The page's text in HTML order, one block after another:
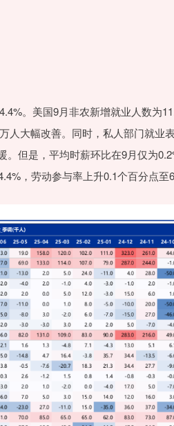
。美国9月非农新增就业人数为
人大幅改善。同时，私人部门就业
但是，平均时薪环比在9月仅为
，劳动参与率上升0.1个百分点至